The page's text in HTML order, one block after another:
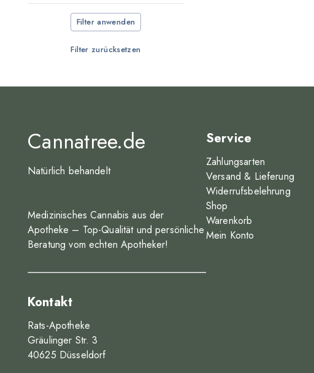
Canopy Medical
Cansativa
Cantourage
Dopiopharm
Drapalin Pharmaceuticals
Four 20 Pharma
Genetia Production
Herbasana
Heyday
IMC
Filter anwenden
Filter zurücksetzen
Cannatree.de
Natürlich behandelt
Medizinisches Cannabis aus der
Apotheke – Top-Qualität und persönliche
Beratung vom echten Apotheker!
Kontakt
Rats-Apotheke
Gräulinger Str. 3
40625 Düsseldorf
Service
Zahlungsarten
Versand & Lieferung
Widerrufsbelehrung
Shop
Warenkorb
Mein Konto